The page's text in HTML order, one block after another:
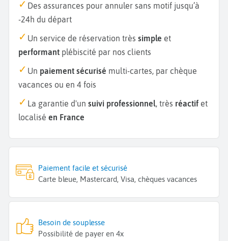
Des assurances pour annuler sans motif jusqu’à
-24h du départ
Un service de réservation très simple et
performant plébiscité par nos clients
Un paiement sécurisé multi-cartes, par chèque
vacances ou en 4 fois
La garantie d'un suivi professionnel, très réactif et
localisé en France
Paiement facile et sécurisé
Carte bleue, Mastercard, Visa, chèques vacances
Besoin de souplesse
Possibilité de payer en 4x